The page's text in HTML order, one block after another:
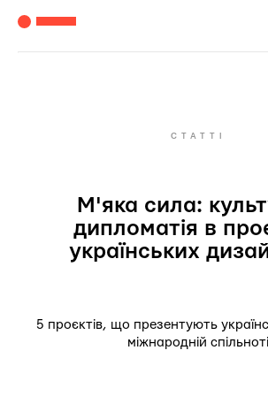
СТАТТІ
М'яка сила:
дипломатія в
українських
5 проєктів, що презентують
міжнародній спільноті